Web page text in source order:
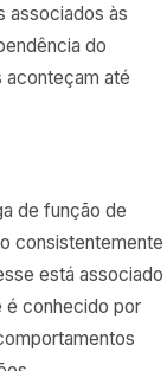
associados às
do
aconteçam até
de função de
consistentemente
está associado
é conhecido por